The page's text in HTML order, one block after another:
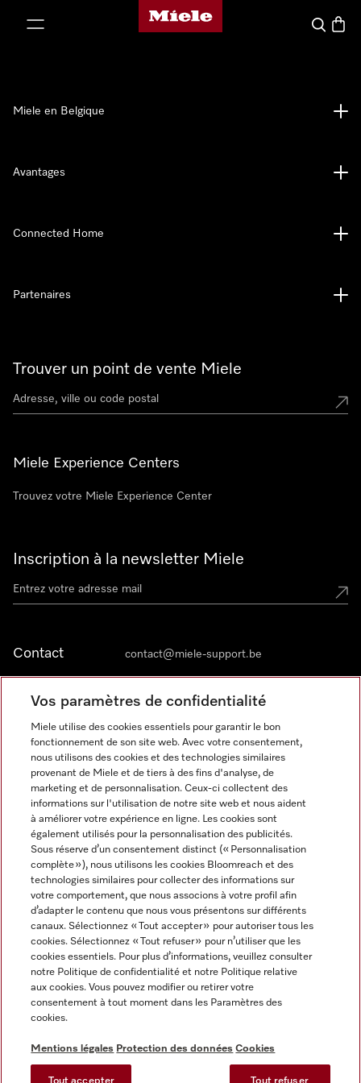
Page d'accueil de Miele
Search
Trouver un point de vente Miele
Miele Experience Centers
Trouvez votre Miele Experience Center
Inscription à la newsletter Miele
Contact contact@miele-support.be
Langue
FRANÇAIS
Miele en Belgique
Avantages
Connected Home
Partenaires
Informations légales
CGV
Protection des données
Conditions d’utilisation
Digital Services Act
Miele sur Facebook
Miele sur Youtube
Miele sur Instagram
Miele sur Pinterest
Vos paramètres de confidentialité
Miele utilise des cookies essentiels pour garantir le bon
fonctionnement de son site web. Avec votre consentement,
nous utilisons des cookies et des technologies similaires
provenant de Miele et de tiers à des fins d'analyse, de
marketing et de personnalisation. Ceux-ci collectent des
informations sur l'utilisation de notre site web et nous aident
à améliorer votre expérience en ligne. Les cookies sont
également utilisés pour la personnalisation des publicités.
Sous réserve d’un consentement distinct (« Personnalisation
complète »), nous utilisons les cookies Bloomreach et des
technologies similaires pour collecter des informations sur
votre comportement, que nous associons à votre profil afin
d’adapter le contenu que nous vous présentons sur différents
canaux. Sélectionnez « Tout accepter » pour autoriser tous les
cookies. Sélectionnez « Tout refuser » pour n’utiliser que les
cookies essentiels. Pour plus d’informations, veuillez consulter
notre Politique de confidentialité et notre Politique relative
aux cookies. Vous pouvez modifier ou retirer votre
consentement à tout moment dans les Paramètres des
cookies.
Mentions légales Protection des données Cookies